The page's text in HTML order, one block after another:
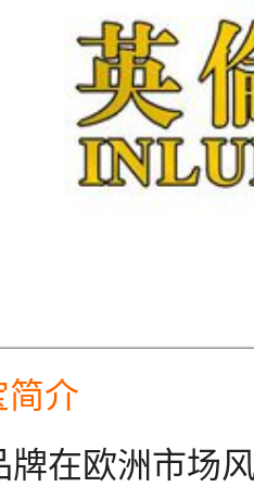
简介
牌在欧洲市场